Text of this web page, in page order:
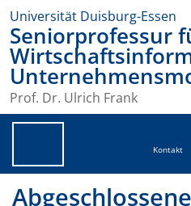
Universität Duisburg-Essen
Seniorprofessur
Prof. Dr. Ulrich Frank
Kontakt